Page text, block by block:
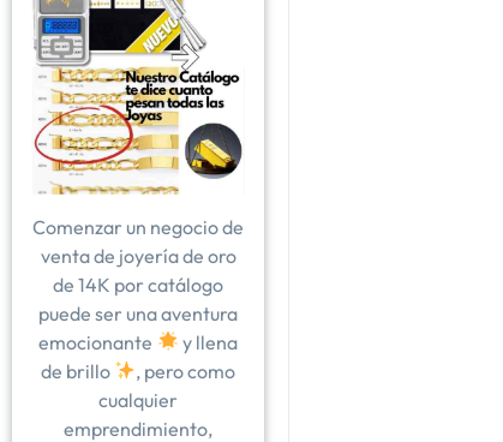
Comenzar un negocio de
venta de joyería de oro
de 14K por catálogo
puede ser una aventura
emocionante
y llena
de brillo
, pero como
cualquier
emprendimiento,